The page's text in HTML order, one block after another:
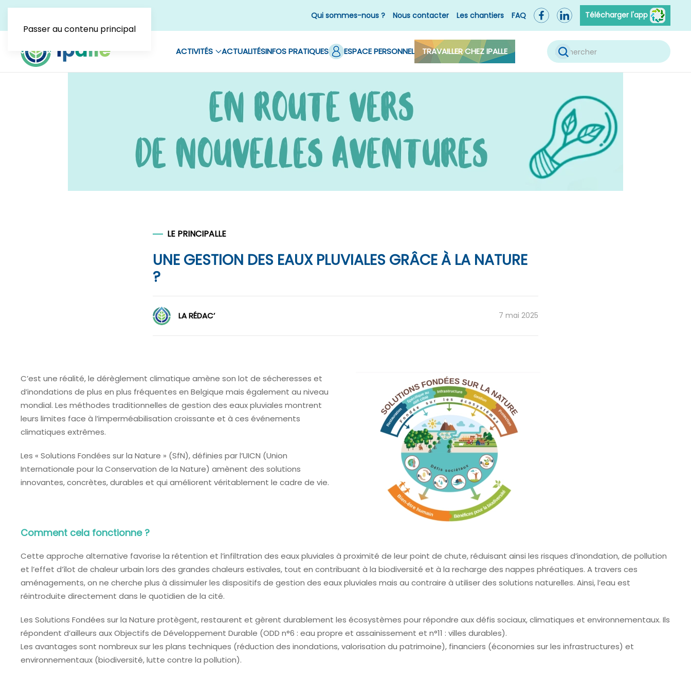
Passer au contenu principal
Qui sommes-nous ? Nous contacter Les chantiers FAQ Télécharger l'app
ACTIVITÉS ACTUALITÉSINFOS PRATIQUES ESPACE PERSONNEL TRAVAILLER CHEZ IPALLE
LE PRINCIPALLE
UNE GESTION DES EAUX PLUVIALES GRÂCE À LA NATURE
?
LA RÉDAC’ 7 mai 2025
C’est une réalité, le dérèglement climatique amène son lot de sécheresses et
d’inondations de plus en plus fréquentes en Belgique mais également au niveau
mondial. Les méthodes traditionnelles de gestion des eaux pluviales montrent
leurs limites face à l’imperméabilisation croissante et à ces événements
climatiques extrêmes.
Les « Solutions Fondées sur la Nature » (SfN), définies par l’UICN (Union
Internationale pour la Conservation de la Nature) amènent des solutions
innovantes, concrètes, durables et qui améliorent véritablement le cadre de vie.
Comment cela fonctionne ?
Cette approche alternative favorise la rétention et l’infiltration des eaux pluviales à proximité de leur point de chute, réduisant ainsi les risques d’inondation, de pollution
et l’effet d’îlot de chaleur urbain lors des grandes chaleurs estivales, tout en contribuant à la biodiversité et à la recharge des nappes phréatiques. A travers ces
aménagements, on ne cherche plus à dissimuler les dispositifs de gestion des eaux pluviales mais au contraire à utiliser des solutions naturelles. Ainsi, l’eau est
réintroduite directement dans le quotidien de la cité.
Les Solutions Fondées sur la Nature protègent, restaurent et gèrent durablement les écosystèmes pour répondre aux défis sociaux, climatiques et environnementaux. Ils
répondent d’ailleurs aux Objectifs de Développement Durable (ODD n°6 : eau propre et assainissement et n°11 : villes durables).
Les avantages sont nombreux sur les plans techniques (réduction des inondations, valorisation du patrimoine), financiers (économies sur les infrastructures) et
environnementaux (biodiversité, lutte contre la pollution).